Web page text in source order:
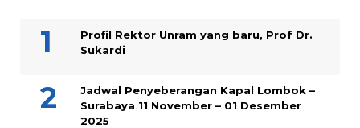
Profil Rektor Unram yang baru, Prof Dr.
Sukardi
Jadwal Penyeberangan Kapal Lombok –
Surabaya 11 November – 01 Desember
2025